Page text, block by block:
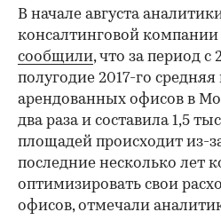
В начале августа
консалтинговой
сообщили, что за период с
полугодие 2017-го
арендованных офисов в
два раза и составила 1,5
площадей происходит из-
последние несколько лет
оптимизировать свои
офисов, отмечали